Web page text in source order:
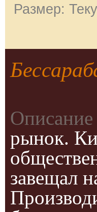
Размер:
Описание
рынок.
завещал